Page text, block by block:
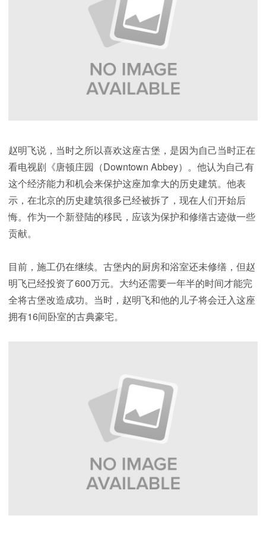
赵明飞说，当时之所以喜欢这座古堡，是因为自己当时正在
看电视剧《唐顿庄园（Downtown Abbey）。他认为自己有
这个经济能力和机会来保护这座加拿大的历史建筑。他表
示，在北京的历史建筑很多已经被拆了，现在人们开始后
悔。作为一个新登陆的移民，应该为保护和修缮古迹做一些
贡献。
目前，施工仍在继续。古堡内的厨房和浴室还未修缮，但赵
明飞已经投资了600万元。大约还需要一年半的时间才能完
全将古堡改造成功。当时，赵明飞和他的儿子将会迁入这座
拥有16间卧室的古典豪宅。